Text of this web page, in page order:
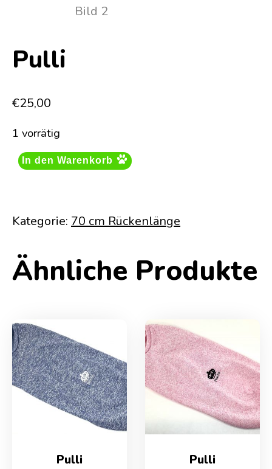
Pulli
€25,00
1 vorrätig
In den Warenkorb
Kategorie: 70 cm Rückenlänge
Ähnliche Produkte
Pulli Pulli